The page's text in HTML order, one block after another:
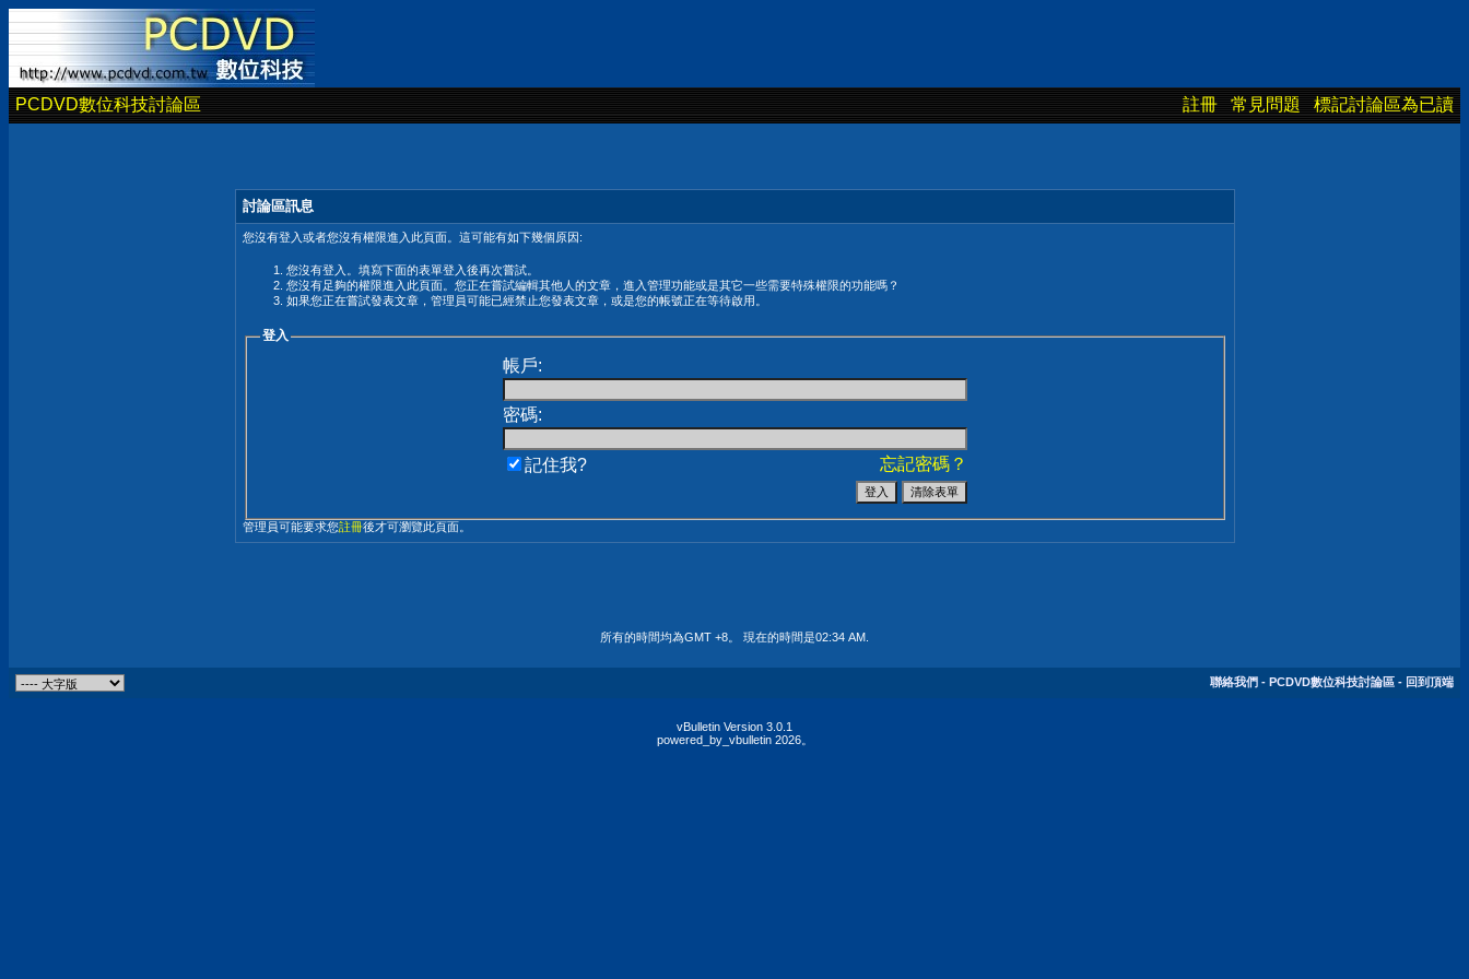
PCDVD數位科技討論區 註冊 常見問題 標記討論區為已讀
討論區訊息
您沒有登入或者您沒有權限進入此頁面。這可能有如下幾個原因:
您沒有登入。填寫下面的表單登入後再次嘗試。
您沒有足夠的權限進入此頁面。您正在嘗試編輯其他人的文章，進入管理功能或是其它一些需要特殊權限的功能嗎？
如果您正在嘗試發表文章，管理員可能已經禁止您發表文章，或是您的帳號正在等待啟用。
登入
帳戶:
密碼:
忘記密碼？
記住我?
管理員可能要求您註冊後才可瀏覽此頁面。
所有的時間均為GMT +8。 現在的時間是02:34 AM
聯絡我們 - PCDVD數位科技討論區 - 回到頂端
vBulletin Version 3.0.1
powered_by_vbulletin 2026。